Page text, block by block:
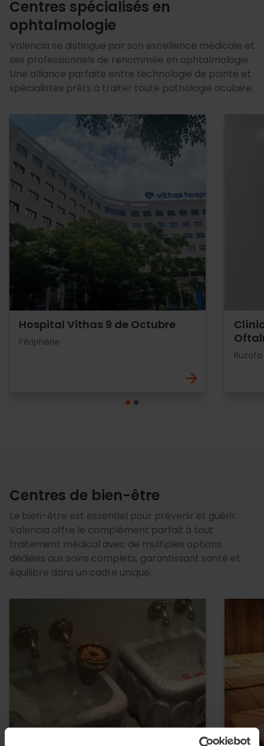
Centres spécialisés en
ophtalmologie
Valencia se distingue par son excellence médicale et
ses professionnels de renommée en ophtalmologie.
Une alliance parfaite entre technologie de pointe et
spécialistes prêts à traiter toute pathologie oculaire.
Hospital Vithas 9 de Octubre
Périphérie
Centres de bien-être
Le bien-être est essentiel pour prévenir et guérir.
Valencia offre le complément parfait à tout
traitement médical avec de multiples options
dédiées aux soins complets, garantissant santé et
équilibre dans un cadre unique.